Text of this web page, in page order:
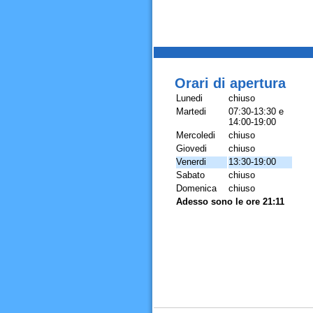
Orari di apertura
Lunedi
chiuso
Martedi
07:30-13:30 e
14:00-19:00
Mercoledi
chiuso
Giovedi
chiuso
Venerdi
13:30-19:00
Sabato
chiuso
Domenica
chiuso
Adesso sono le ore 21:11